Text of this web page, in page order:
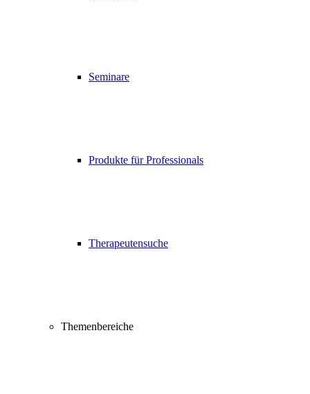
Seminare
Produkte für Professionals
Therapeutensuche
Themenbereiche